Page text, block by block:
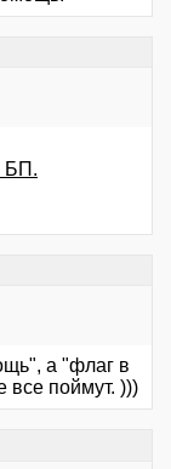
БП.
а "флаг в
поймут. )))